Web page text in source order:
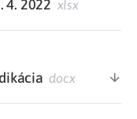
4. 2022 xlsx
docx